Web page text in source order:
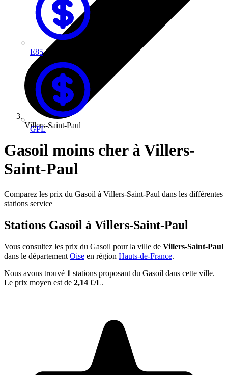
E85
GPL
Villers-Saint-Paul
Gasoil moins cher à Villers-
Saint-Paul
Comparez les prix du Gasoil à Villers-Saint-Paul dans les différentes
stations service
Stations Gasoil à Villers-Saint-Paul
Vous consultez les prix du Gasoil pour la ville de Villers-Saint-Paul
dans le département Oise en région Hauts-de-France.
Nous avons trouvé 1 stations proposant du Gasoil dans cette ville.
Le prix moyen est de 2,14 €/L.